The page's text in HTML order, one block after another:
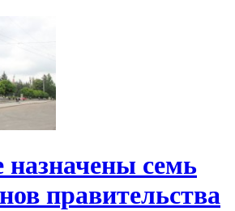
семь
правительства